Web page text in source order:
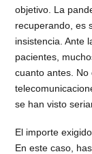
objetivo. La
recuperando, es
insistencia. Ante
pacientes,
cuanto antes.
se han visto
El importe
En este caso,